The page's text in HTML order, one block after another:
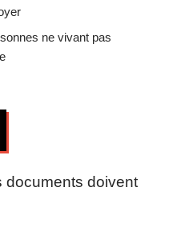
ne vivant pas
documents doivent